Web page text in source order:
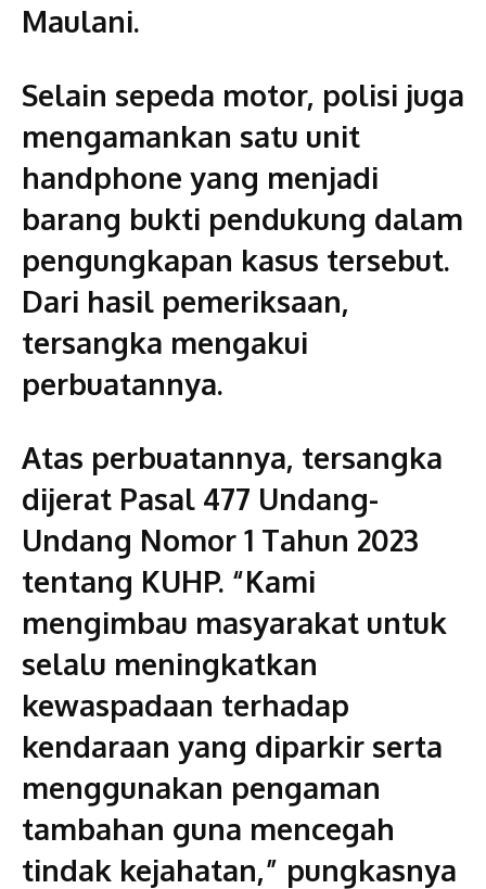
Maulani.
Selain sepeda motor, polisi juga
mengamankan satu unit
handphone yang menjadi
barang bukti pendukung dalam
pengungkapan kasus tersebut.
Dari hasil pemeriksaan,
tersangka mengakui
perbuatannya.
Atas perbuatannya, tersangka
dijerat Pasal 477 Undang-
Undang Nomor 1 Tahun 2023
tentang KUHP. “Kami
mengimbau masyarakat untuk
selalu meningkatkan
kewaspadaan terhadap
kendaraan yang diparkir serta
menggunakan pengaman
tambahan guna mencegah
tindak kejahatan,” pungkasnya